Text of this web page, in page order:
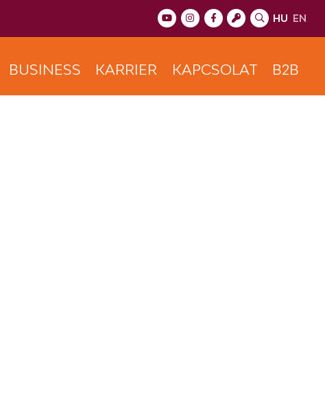
HU EN
BUSINESS KARRIER KAPCSOLAT B2B